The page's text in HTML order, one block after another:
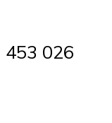
453 026